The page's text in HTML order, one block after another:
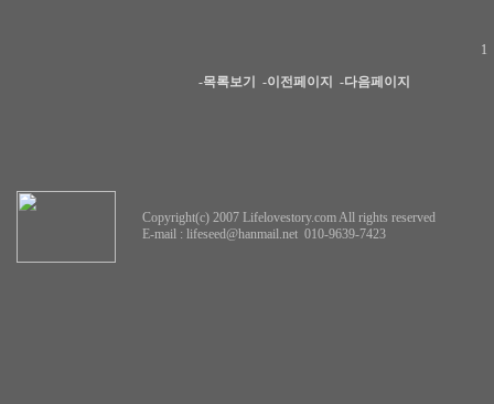
1
-목록보기 -이전페이지 -다음페이지
Copyright(c) 2007 Lifelovestory.com All rights reserved
E-mail : lifeseed@hanmail.net 010-9639-7423